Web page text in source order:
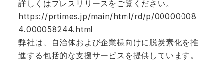
詳しくはプレスリリースをご覧ください。
https://prtimes.jp/main/html/rd/p/00000008
4.000058244.html
弊社は、自治体および企業様向けに脱炭素化を推
進する包括的な支援サービスを提供しています。